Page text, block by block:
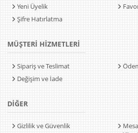
Yeni Üyelik
Şifre Hatırlatma
MÜŞTERİ HİZMETLERİ
Sipariş ve Teslimat
Değişim ve İade
DİĞER
Gizlilik ve Güvenlik